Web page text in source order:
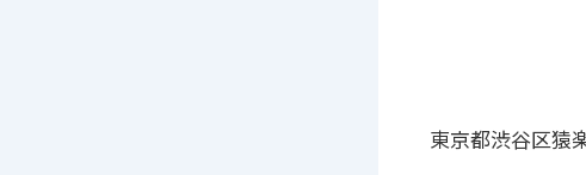
東京都渋谷区猿